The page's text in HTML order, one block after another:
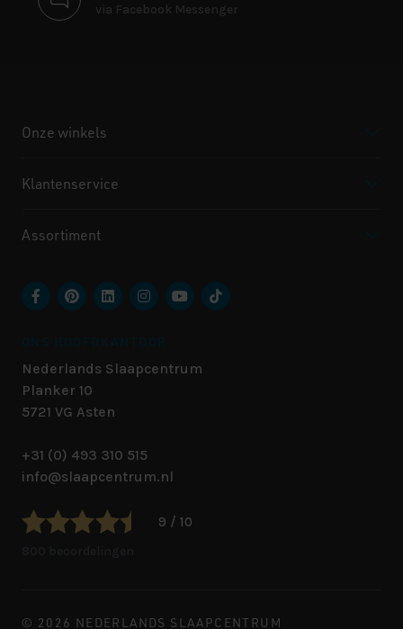
via Facebook Messenger
Onze winkels
Klantenservice
Assortiment
Nederlands Slaapcentrum
Planker 10
5721 VG Asten
+31 (0) 493 310 515
info@slaapcentrum.nl
9 / 10
© 2026 NEDERLANDS SLAAPCENTRUM